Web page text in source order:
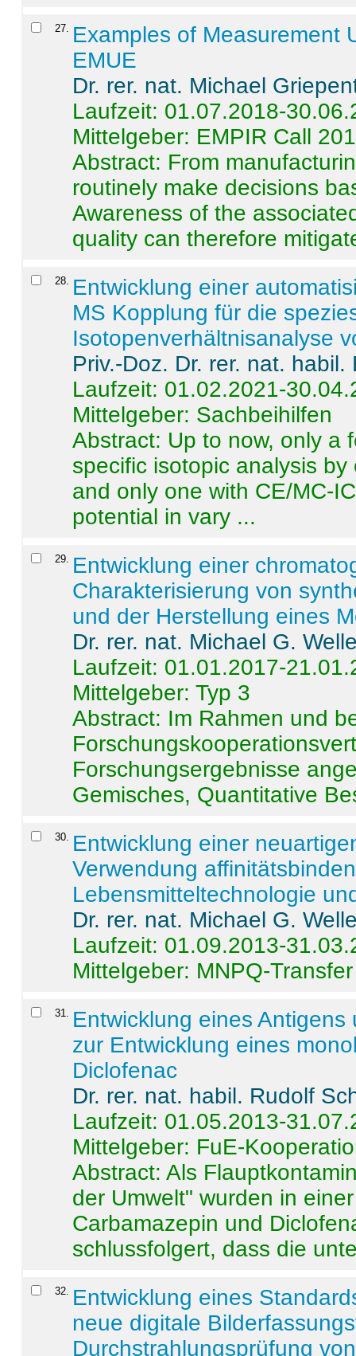
27. Examples of Measurement
EMUE
Dr. rer. nat. Michael
Laufzeit: 01.07.2018-
Mittelgeber: EMPIR Call
Abstract: From
routinely make decisions
Awareness of the
quality can therefore
28. Entwicklung einer
MS Kopplung für die
Isotopenverhältnisanalyse
Priv.-Doz. Dr. rer. nat.
Laufzeit: 01.02.2021-
Mittelgeber: Sachbeihilfen
Abstract: Up to now, only a
specific isotopic analysis
and only one with CE/MC-
potential in vary ...
29. Entwicklung einer
Charakterisierung von
und der Herstellung eines
Dr. rer. nat. Michael G.
Laufzeit: 01.01.2017-
Mittelgeber: Typ 3
Abstract: Im Rahmen und
Forschungsergebnisse
Gemisches, Quantitative
30. Entwicklung einer
Verwendung
Lebensmitteltechnologie
Dr. rer. nat. Michael G.
Laufzeit: 01.09.2013-
Mittelgeber: MNPQ-Transfer
31. Entwicklung eines
zur Entwicklung eines
Diclofenac
Dr. rer. nat. habil. Rudolf
Laufzeit: 01.05.2013-
Mittelgeber: FuE-
Abstract:Als
der Umwelt" wurden in
Carbamazepin und
schlussfolgert, dass die
32. Entwicklung eines
neue digitale
Durchstrahlungsprüfung